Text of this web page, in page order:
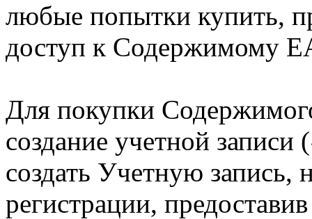
любые попытки купить,
доступ к Содержимому
Для покупки
создание учетной записи
создать Учетную запись,
регистрации,